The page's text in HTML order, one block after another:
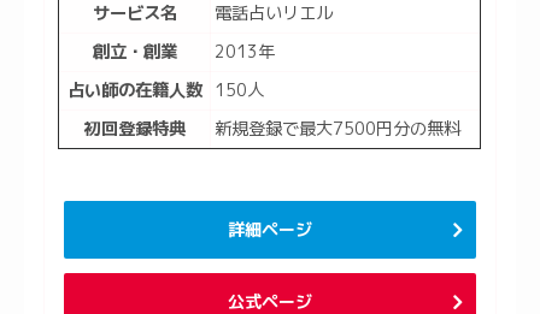
サービス名
電話占いリエル
創立・創業
2013年
占い師の在籍人数 150人
初回登録特典
新規登録で最大7500円分の無料
詳細ページ
公式ページ